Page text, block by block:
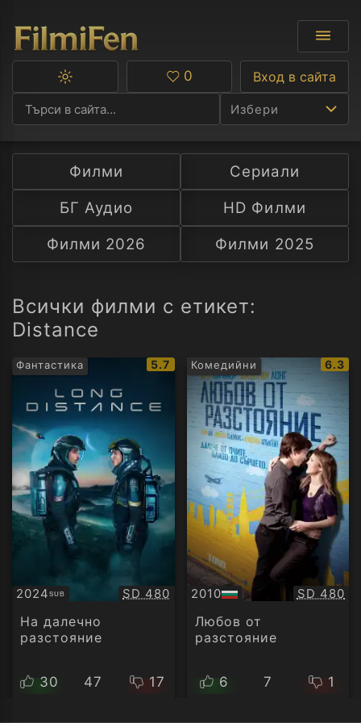
Избери
Ф
С
А
Превключване
тъмна
тема
Любими
0 Вход в сайта
Филми
Сериали
БГ Аудио
HD Филми
Филми 2026
Филми 2025
Всички филми с етикет:
Distance
Фантастика
IMDb
рейтинг:
5.7
2024SUB
Субтитри Качество:
SD 480
На далечно
разстояние
30 47 17
Комедийни
IMDb
6.3
2010
БГ
аудио
SD 480
Любов от
разстояние
6 7 1